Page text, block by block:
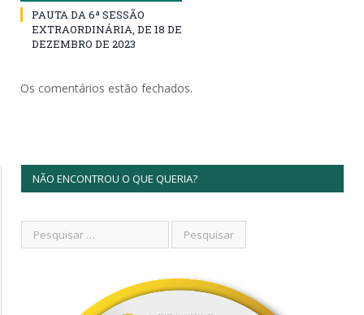
PAUTA DA 6ª SESSÃO
EXTRAORDINÁRIA, DE 18 DE
DEZEMBRO DE 2023
Os comentários estão fechados.
NÃO ENCONTROU O QUE QUERIA?